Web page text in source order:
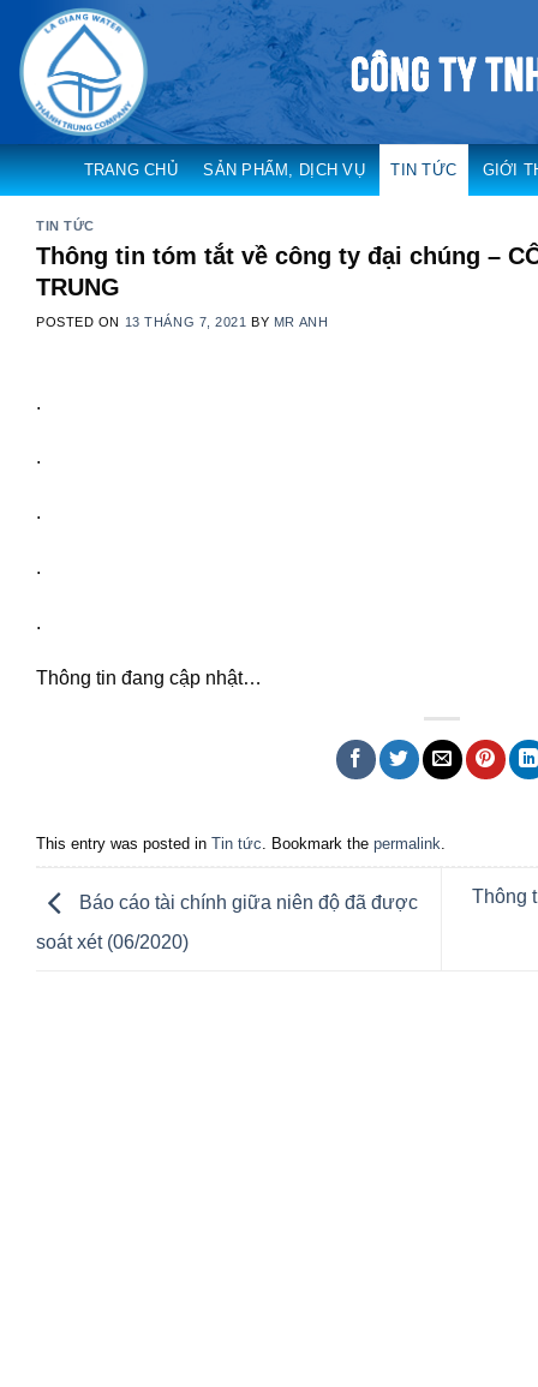
content
TRANG CHỦ SẢN PHẨM, DỊCH VỤ TIN TỨC GIỚI
TIN TỨC
Thông tin tóm tắt về công ty đại chúng –
TRUNG
POSTED ON 13 THÁNG 7, 2021 BY MR ANH
.
.
.
.
.
Thông tin đang cập nhật…
This entry was posted in Tin tức . Bookmark the permalink
Báo cáo tài chính giữa niên độ đã được
soát xét (06/2020)
Thông